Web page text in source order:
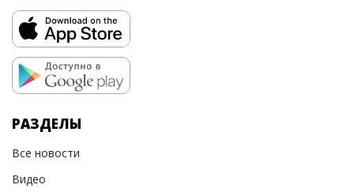
РАЗДЕЛЫ
Все новости
Видео